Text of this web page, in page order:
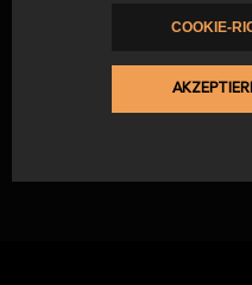
in Einzelkartons verschickt.
Aus logistischen
COOKIE-